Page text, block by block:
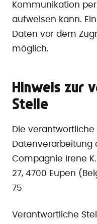
Kommunikation
aufweisen kann.
Daten vor dem
möglich.
Hinweis zur
Stelle
Die verantwortliche
Datenverarbeitung
Compagnie Irene
27, 4700 Eupen
75
Verantwortliche